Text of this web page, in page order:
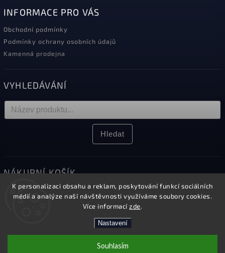
K personalizaci obsahu a reklam, poskytování funkcí sociálních
médií a analýze naší návštěvnosti využíváme soubory cookies.
Více informacízde.
Nastavení
Souhlasím
INFORMACE PRO VÁS
Obchodní podmínky
Podmínky ochrany osobních údajů
Kamenná prodejna
VYHLEDÁVÁNÍ
Hledat
NÁKUPNÍ KOŠÍK
0ks /0 Kč
Copyright 2026Elektro Sikora. Všechna práva vyhrazena.
Upravit nastavení cookies